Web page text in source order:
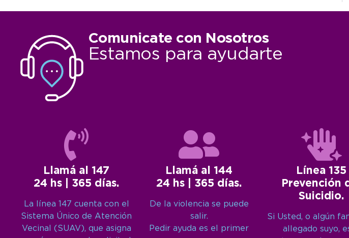
Comunicate con Nosotros
Estamos para ayudarte
Llamá al 147
24 hs | 365 días.
La línea 147 cuenta con el
Sistema Único de Atención
Vecinal (SUAV), que asigna
Llamá al 144
24 hs | 365 días.
De la violencia se puede
salir.
Pedir ayuda es el primer
Línea 135
Prevención
Suicidio.
Si Usted, o algún
allegado suyo,